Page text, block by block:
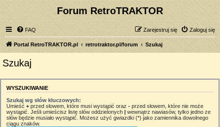
Forum RetroTRAKTOR
FAQ Zaloguj się
Zarejestruj się
Portal RetroTRAKTOR.pl retrotraktor.pl/forum Szukaj
Szukaj
WYSZUKIWANIE
Szukaj wg słów kluczowych:
Umieść + przed słowem, które musi wystąpić oraz - przed słowem, które nie może
wystąpić. Jeśli umieścisz listę słów oddzielonych | wewnątrz nawiasów, tylko jedno ze
słów będzie musiało wystąpić. Możesz użyć gwiazdki (*) jako zamiennika dowolnego
ciągu znaków.